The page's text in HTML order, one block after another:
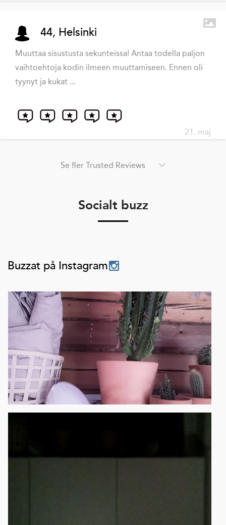
44, Helsinki
Muuttaa sisustusta sekunteissa! Antaa todella paljon
vaihtoehtoja kodin ilmeen muuttamiseen. Ennen oli
tyynyt ja kukat ...
21. maj
Se fler Trusted Reviews
Socialt buzz
Buzzat på Instagram